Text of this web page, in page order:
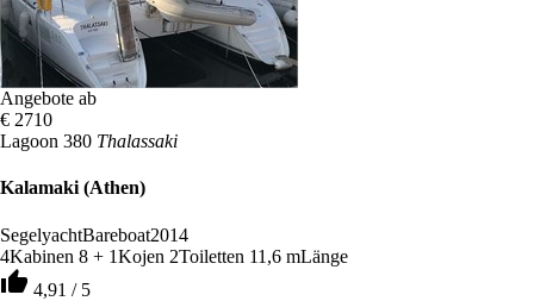
Angebote ab
€ 2710
Lagoon 380 Thalassaki
Kalamaki (Athen)
SegelyachtBareboat2014
4Kabinen 8 + 1Kojen 2Toiletten 11,6 mLänge
thumb_up 4,91 / 5